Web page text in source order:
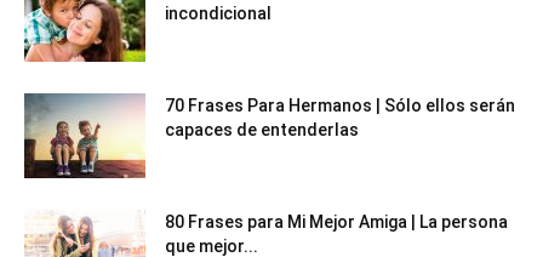
incondicional
70 Frases Para Hermanos | Sólo ellos serán
capaces de entenderlas
80 Frases para Mi Mejor Amiga | La persona
que mejor...